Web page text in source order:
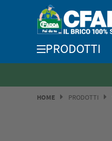
PRODOTTI
HOME PRODOTTI